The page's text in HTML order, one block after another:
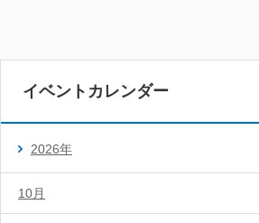
イベントカレンダー
2026年
10月